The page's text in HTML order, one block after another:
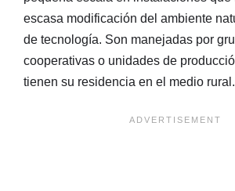
escasa modificación del ambiente
de tecnología. Son manejadas por
cooperativas o unidades de
tienen su residencia en el medio rural.